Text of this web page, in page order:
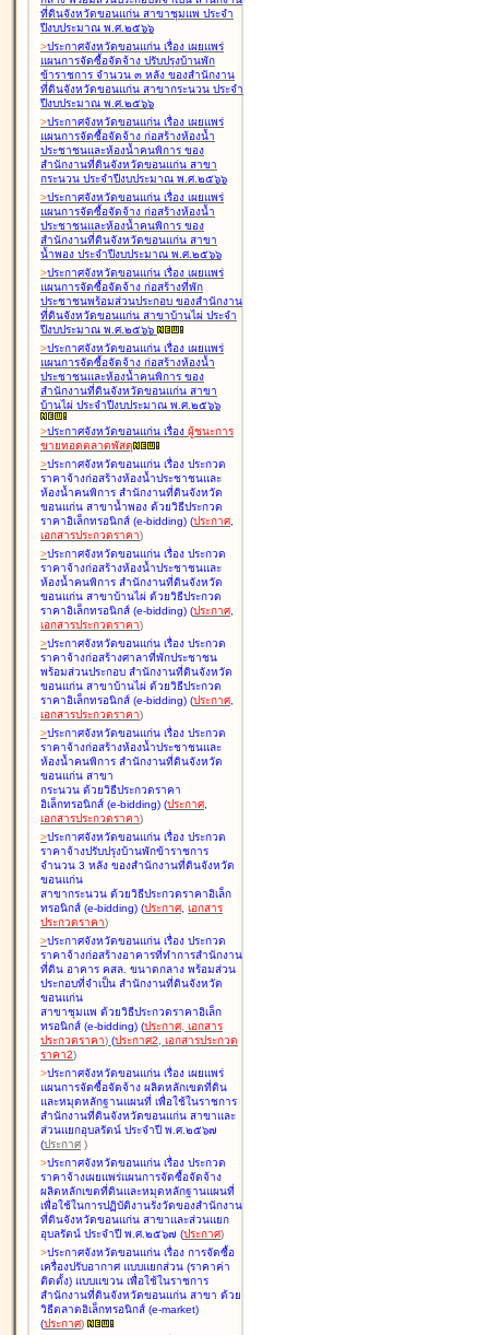
ที่ดินจังหวัดขอนแก่น สาขาชุมแพ ประจำ
ปีงบประมาณ พ.ศ.๒๕๖๖
>ประกาศจังหวัดขอนแก่น เรื่อง เผยแพร่
แผนการจัดซื้อจัดจ้าง ปรับปรุงบ้านพัก
ข้าราชการ จำนวน ๓ หลัง ของสำนักงาน
ที่ดินจังหวัดขอนแก่น สาขากระนวน ประจำ
ปีงบประมาณ พ.ศ.๒๕๖๖
>ประกาศจังหวัดขอนแก่น เรื่อง เผยแพร่
แผนการจัดซื้อจัดจ้าง ก่อสร้างห้องน้ำ
ประชาชนและห้องน้ำคนพิการ ของ
สำนักงานที่ดินจังหวัดขอนแก่น สาขา
กระนวน ประจำปีงบประมาณ พ.ศ.๒๕๖๖
>ประกาศจังหวัดขอนแก่น เรื่อง เผยแพร่
แผนการจัดซื้อจัดจ้าง ก่อสร้างห้องน้ำ
ประชาชนและห้องน้ำคนพิการ ของ
สำนักงานที่ดินจังหวัดขอนแก่น สาขา
น้ำพอง ประจำปีงบประมาณ พ.ศ.๒๕๖๖
>ประกาศจังหวัดขอนแก่น เรื่อง เผยแพร่
แผนการจัดซื้อจัดจ้าง ก่อสร้างที่พัก
ประชาชนพร้อมส่วนประกอบ ของสำนักงาน
ที่ดินจังหวัดขอนแก่น สาขาบ้านไผ่ ประจำ
ปีงบประมาณ พ.ศ.๒๕๖๖
>ประกาศจังหวัดขอนแก่น เรื่อง เผยแพร่
แผนการจัดซื้อจัดจ้าง ก่อสร้างห้องน้ำ
ประชาชนและห้องน้ำคนพิการ ของ
สำนักงานที่ดินจังหวัดขอนแก่น สาขา
บ้านไผ่ ประจำปีงบประมาณ พ.ศ.๒๕๖๖
>ประกาศจังหวัดขอนแก่น เรื่อง ผู้ชนะการ
ขายทอดตลาดพัสดุ
>ประกาศจังหวัดขอนแก่น เรื่อง ประกวด
ราคาจ้างก่อสร้างห้องน้ำประชาชนและ
ห้องน้ำคนพิการ สำนักงานที่ดินจังหวัด
ขอนแก่น สาขาน้ำพอง ด้วยวิธีประกวด
ราคาอิเล็กทรอนิกส์ (e-bidding) (ประกาศ,
เอกสารประกวดราคา)
>ประกาศจังหวัดขอนแก่น เรื่อง ประกวด
ราคาจ้างก่อสร้างห้องน้ำประชาชนและ
ห้องน้ำคนพิการ สำนักงานที่ดินจังหวัด
ขอนแก่น สาขาบ้านไผ่ ด้วยวิธีประกวด
ราคาอิเล็กทรอนิกส์ (e-bidding) (ประกาศ,
เอกสารประกวดราคา)
>ประกาศจังหวัดขอนแก่น เรื่อง ประกวด
ราคาจ้างก่อสร้างศาลาที่พักประชาชน
พร้อมส่วนประกอบ สำนักงานที่ดินจังหวัด
ขอนแก่น สาขาบ้านไผ่ ด้วยวิธีประกวด
ราคาอิเล็กทรอนิกส์ (e-bidding) (ประกาศ,
เอกสารประกวดราคา)
>ประกาศจังหวัดขอนแก่น เรื่อง ประกวด
ราคาจ้างก่อสร้างห้องน้ำประชาชนและ
ห้องน้ำคนพิการ สำนักงานที่ดินจังหวัด
ขอนแก่น สาขา
กระนวน ด้วยวิธีประกวดราคา
อิเล็กทรอนิกส์ (e-bidding) (ประกาศ,
เอกสารประกวดราคา)
>ประกาศจังหวัดขอนแก่น เรื่อง ประกวด
ราคาจ้างปรับปรุงบ้านพักข้าราชการ
จำนวน 3 หลัง ของสำนักงานที่ดินจังหวัด
ขอนแก่น
สาขากระนวน ด้วยวิธีประกวดราคาอิเล็ก
ทรอนิกส์ (e-bidding) (ประกาศ, เอกสาร
ประกวดราคา)
>ประกาศจังหวัดขอนแก่น เรื่อง ประกวด
ราคาจ้างก่อสร้างอาคารที่ทำการสำนักงาน
ที่ดิน อาคาร คสล. ขนาดกลาง พร้อมส่วน
ประกอบที่จำเป็น สำนักงานที่ดินจังหวัด
ขอนแก่น
สาขาชุมแพ ด้วยวิธีประกวดราคาอิเล็ก
ทรอนิกส์ (e-bidding) (ประกาศ, เอกสาร
ประกวดราคา) (ประกาศ2, เอกสารประกวด
ราคา2)
>ประกาศจังหวัดขอนแก่น เรื่อง เผยแพร่
แผนการจัดซื้อจัดจ้าง ผลิตหลักเขตที่ดิน
และหมุดหลักฐานแผนที่ เพื่อใช้ในราชการ
สำนักงานที่ดินจังหวัดขอนแก่น สาขาและ
ส่วนแยกอุบลรัตน์ ประจำปี พ.ศ.๒๕๖๗
(ประกาศ )
>ประกาศจังหวัดขอนแก่น เรื่อง ประกวด
ราคาจ้างเผยแพร่แผนการจัดซื้อจัดจ้าง
ผลิตหลักเขตที่ดินและหมุดหลักฐานแผนที่
เพื่อใช้ในการปฏิบัติงานรังวัดของสำนักงาน
ที่ดินจังหวัดขอนแก่น สาขาและส่วนแยก
อุบลรัตน์ ประจำปี พ.ศ.๒๕๖๗ (ประกาศ)
>ประกาศจังหวัดขอนแก่น เรื่อง การจัดซื้อ
เครื่องปรับอากาศ แบบแยกส่วน (ราคาค่า
ติดตั้ง) แบบแขวน เพื่อใช้ในราชการ
สำนักงานที่ดินจังหวัดขอนแก่น สาขา ด้วย
วิธีตลาดอิเล็กทรอนิกส์ (e-market)
(ประกาศ)